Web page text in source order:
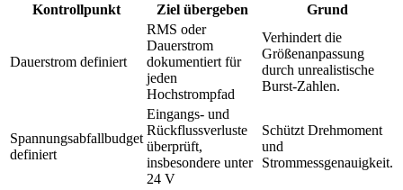
Kontrollpunkt
Ziel übergeben Grund
Dauerstrom definiert
RMS oder
Dauerstrom
dokumentiert für
jeden
Hochstrompfad
Verhindert die
Größenanpassung
durch unrealistische
Burst-Zahlen.
Spannungsabfallbudget
definiert
Eingangs- und
Rückflussverluste
überprüft,
insbesondere unter
24 V
Schützt Drehmoment
und
Strommessgenauigkeit.